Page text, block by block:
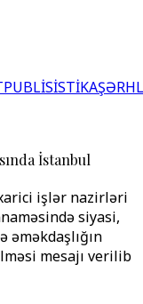
PUBLİSİSTİKA
İstanbul
işlər nazirləri
siyasi,
əməkdaşlığın
mesajı verilib